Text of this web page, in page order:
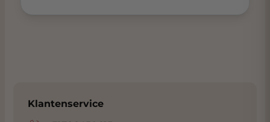
Klantenservice